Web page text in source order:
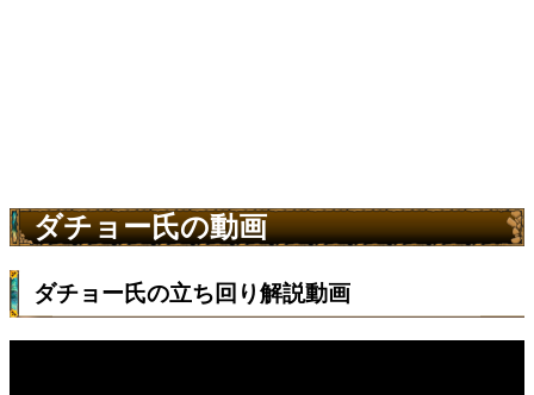
ダチョー氏の動画
ダチョー氏の立ち回り解説動画